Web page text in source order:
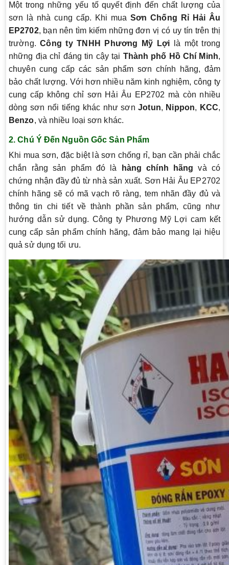
Một trong những yếu tố quyết định đến chất lượng của
sơn là nhà cung cấp. Khi muaSơn Chống Rỉ Hải Âu
EP2702, bạn nên tìm kiếm những đơn vị có uy tín trên thị
trường. Công ty TNHH Phương Mỹ Lợilà một trong
những địa chỉ đáng tin cậy tại Thành phố Hồ Chí Minh,
chuyên cung cấp các sản phẩm sơn chính hãng, đảm
bảo chất lượng. Với hơn nhiều năm kinh nghiệm, công ty
cung cấp không chỉ sơn Hải Âu EP2702 mà còn nhiều
dòng sơn nổi tiếng khác như sơnJotun, Nippon, KCC,
Benzo, và nhiều loại sơn khác.
2.Chú Ý Đến Nguồn Gốc Sản Phẩm
Khi mua sơn, đặc biệt là sơn chống rỉ, bạn cần phải chắc
chắn rằng sản phẩm đó là
hàng chính hãng và có
chứng nhận đầy đủ từ nhà sản xuất. Sơn Hải Âu EP2702
chính hãng sẽ có mã vạch rõ ràng, tem nhãn đầy đủ và
thông tin chi tiết về thành phần sản phẩm, cũng như
hướng dẫn sử dụng. Công ty Phương Mỹ Lợi cam kết
cung cấp sản phẩm chính hãng, đảm bảo mang lại hiệu
quả sử dụng tối ưu.